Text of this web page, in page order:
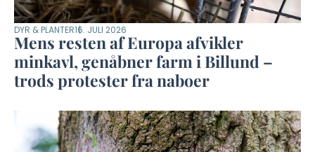
DYR & PLANTER16. JULI 2026
Mens resten af Europa afvikler
minkavl, genåbner farm i Billund –
trods protester fra naboer